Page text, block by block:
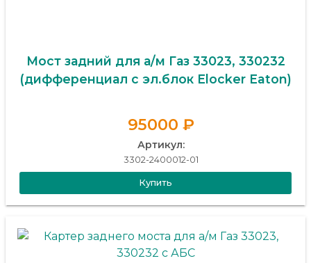
Мост задний для а/м Газ 33023, 330232
(дифференциал с эл.блок Elocker Eaton)
95000 ₽
Артикул:
3302-2400012-01
Купить